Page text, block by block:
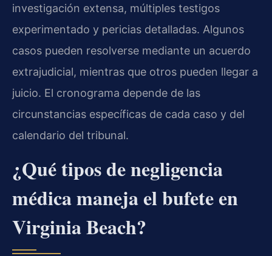
investigación extensa, múltiples testigos
experimentado y pericias detalladas. Algunos
casos pueden resolverse mediante un acuerdo
extrajudicial, mientras que otros pueden llegar a
juicio. El cronograma depende de las
circunstancias específicas de cada caso y del
calendario del tribunal.
¿Qué tipos de negligencia
médica maneja el bufete en
Virginia Beach?